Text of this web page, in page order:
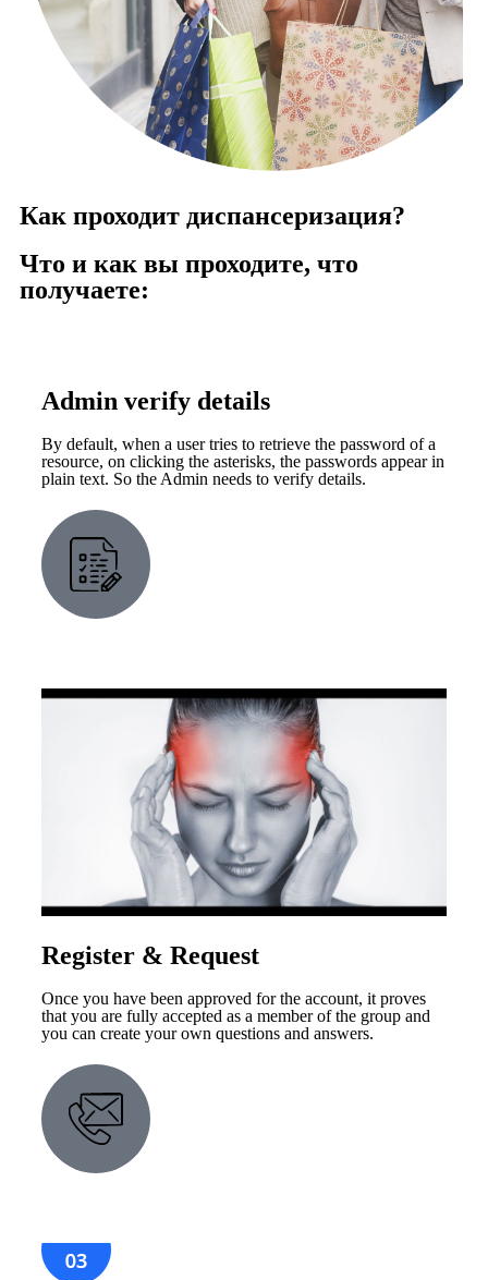
Как проходит диспансеризация?
Что и как вы проходите, что
получаете:
Admin verify details
By default, when a user tries to retrieve the password of a
resource, on clicking the asterisks, the passwords appear in
plain text. So the Admin needs to verify details.
Register & Request
Once you have been approved for the account, it proves
that you are fully accepted as a member of the group and
you can create your own questions and answers.